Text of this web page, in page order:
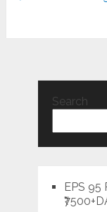
Search
EPS 95